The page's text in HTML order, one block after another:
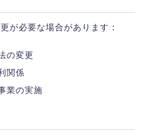
が必要な場合があります：
の変更
関係
業の実施